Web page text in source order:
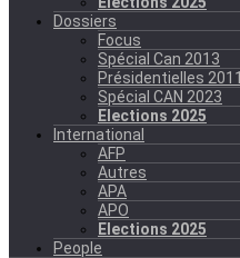
Dossiers
Focus
Spécial Can 2013
Présidentielles 2011
Spécial CAN 2023
Elections 2025
International
AFP
Autres
APA
APO
Elections 2025
People